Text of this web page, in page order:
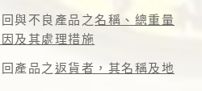
與不良產品之名稱、總重量
及其處理措施
產品之 返貨者，其名稱及地